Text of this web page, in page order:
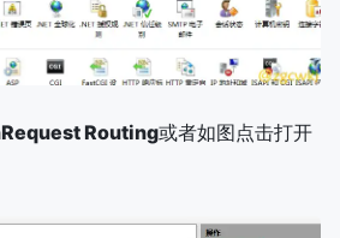
Routing或者如图点击打开